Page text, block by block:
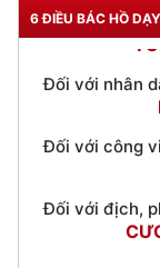
6 ĐIỀU BÁC HỒ
Đối với nhân
Đối với công
Đối với địch,